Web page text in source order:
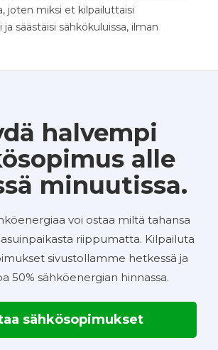
joten miksi et kilpailuttaisi
säästäisi sähkökuluissa, ilman
halvempi
alle
minuutissa.
voi ostaa miltä tahansa
riippumatta. Kilpailuta
sivustollamme hetkessä ja
50% sähköenergian hinnassa.
sähkösopimukset